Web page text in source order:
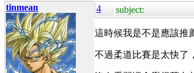
tinmean 4 subject:
這時候我是不是應該推
不過柔道比賽是太快了，